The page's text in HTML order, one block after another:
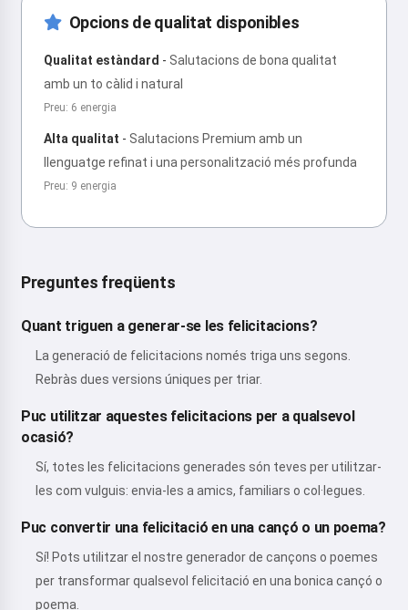
Opcions de qualitat disponibles
Qualitat estàndard - Salutacions de bona qualitat
amb un to càlid i natural
Preu: 6 energia
Alta qualitat - Salutacions Premium amb un
llenguatge refinat i una personalització més profunda
Preu: 9 energia
Preguntes freqüents
Quant triguen a generar-se les felicitacions?
La generació de felicitacions només triga uns segons.
Rebràs dues versions úniques per triar.
Puc utilitzar aquestes felicitacions per a qualsevol
ocasió?
Sí, totes les felicitacions generades són teves per utilitzar-
les com vulguis: envia-les a amics, familiars o col·legues.
Puc convertir una felicitació en una cançó o un poema?
Sí! Pots utilitzar el nostre generador de cançons o poemes
per transformar qualsevol felicitació en una bonica cançó o
poema.